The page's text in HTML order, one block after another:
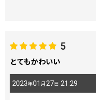
5
とてもかわいい
2023年01 月 27日 21:29